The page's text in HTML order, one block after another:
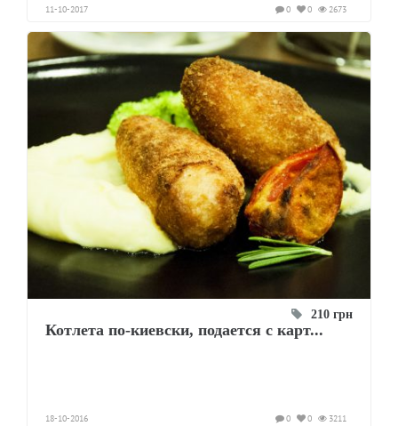
11-10-2017 2673
0
0
210 грн
Котлета по-киевски, подается с карт...
18-10-2016 3211
0
0